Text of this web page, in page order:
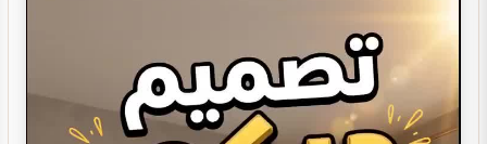
تصميم ديكور كوفي شوب